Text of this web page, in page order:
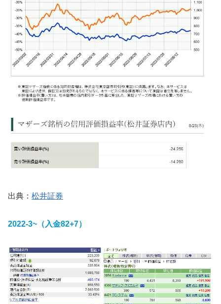
出典： 松井証券
2022-3~（入金82+7）